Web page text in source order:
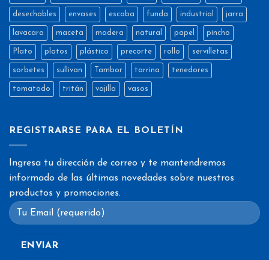
desechables envases escoba funda industrial jarra
lavacara maceta madera natural papel pincho
Plato platos plástico precorte rollo servilletas
sorbetes sullivan Tambor tarrina tenedores
tomatodo tritán vajilla vasos
REGISTRARSE PARA EL BOLETÍN
Ingresa tu dirección de correo y te mantendremos
informado de las últimas novedades sobre nuestros
productos y promociones.